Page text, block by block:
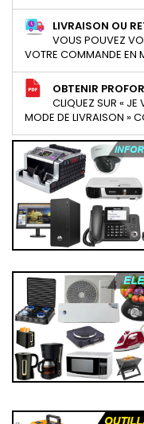
LIVRAISON OU
VOUS POUVEZ
VOTRE COMMANDE EN
OBTENIR
CLIQUEZ SUR « JE
MODE DE LIVRAISON »